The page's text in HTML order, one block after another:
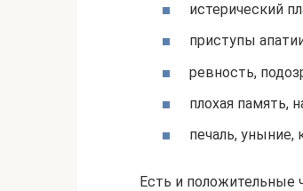
истерический
приступы
ревность,
плохая память,
печаль,
Есть и положительные